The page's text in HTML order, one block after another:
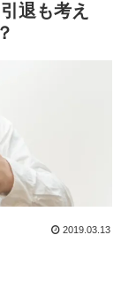
退も考え
2019.03.13